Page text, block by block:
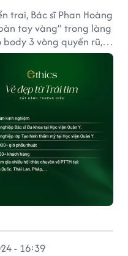
trai, Bác sĩ Phan Hoàng
tay vàng” trong làng
3 vòng quyến rũ,
ở mọi lứa tuổi.
- 16:39